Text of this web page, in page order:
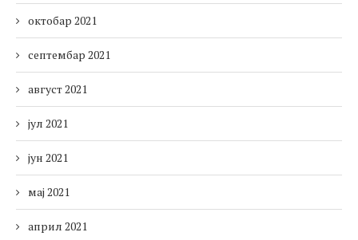
октобар 2021
септембар 2021
август 2021
јул 2021
јун 2021
мај 2021
април 2021